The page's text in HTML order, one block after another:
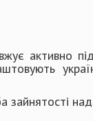
активно
зайнятості